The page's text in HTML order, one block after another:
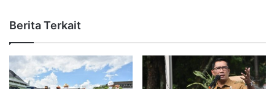
Berita Terkait